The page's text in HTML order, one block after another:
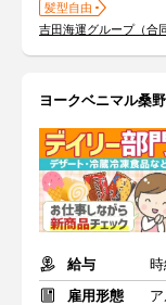
髪型自由
吉田海運グループ（合
ヨークベニマル桑
給与
雇用形態